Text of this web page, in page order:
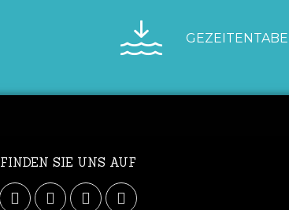
FINDEN SIE UNS AUF